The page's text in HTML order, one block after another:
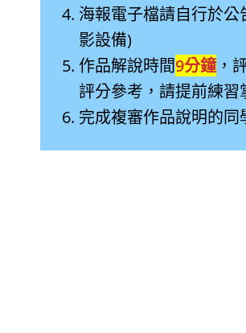
海報電子檔請自行於
影設備)
作品解說時間9分鐘，
評分參考，請提前練習
完成複審作品說明的同